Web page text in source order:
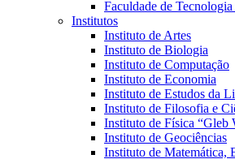
Faculdade de
Institutos
Instituto de Artes
Instituto de Biologia
Instituto de Computação
Instituto de Economia
Instituto de Estudos da
Instituto de Filosofia e
Instituto de Física “Gleb
Instituto de Geociências
Instituto de Matemática,